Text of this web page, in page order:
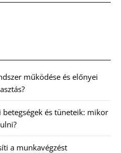
működése és előnyei
és tüneteik: mikor
a munkavégzést